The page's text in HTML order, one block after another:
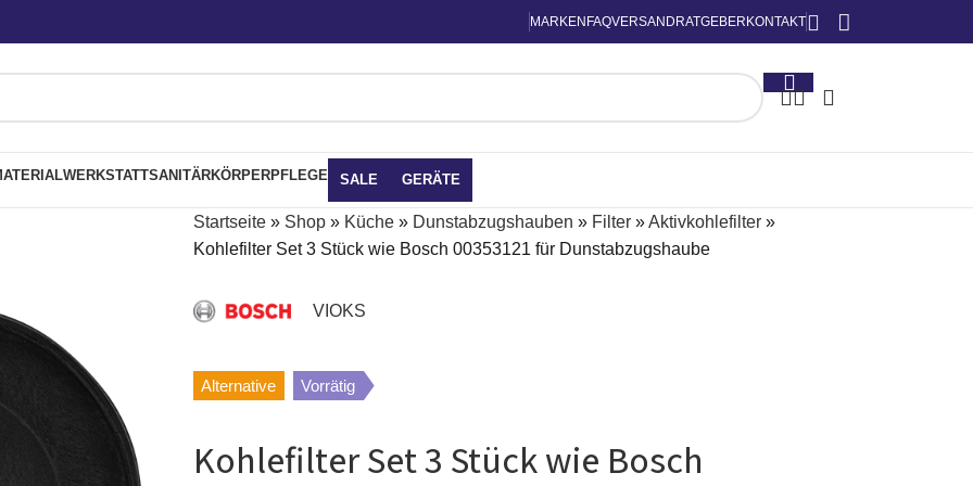
MARKEN FAQVERSAND RATGEBER KONTAKT
WERKSTATTSANITÄRKÖRPERPFLEGE SALE GERÄTE
Startseite» Shop» Küche» Dunstabzugshauben » Filter»Aktivkohlefilter»
Kohlefilter Set 3 Stück wie Bosch 00353121 für Dunstabzugshaube
VIOKS
Alternative Vorrätig
Kohlefilter Set 3 Stück wie Bosch